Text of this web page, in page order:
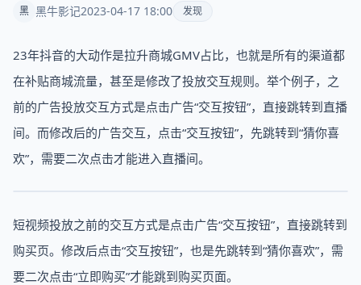
黑 黑牛影记2023-04-17 18:00 发现
23年抖音的大动作是拉升商城GMV占比，也就是所有的渠道都
在补贴商城流量，甚至是修改了投放交互规则。‍‍‍‍‍‍‍‍‍‍‍‍‍‍‍‍‍‍‍‍‍‍‍‍‍‍‍‍‍‍‍‍‍‍‍‍‍‍‍‍‍‍‍‍‍‍‍‍‍举个例子，之
前的广告投放交互方式是点击广告“交互按钮”，直接跳转到直播
间。而修改后的广告交互，点击“交互按钮”，先跳转到“猜你喜
欢”，需要二次点击才能进入直播间。‍‍‍‍‍‍‍‍‍‍‍‍‍‍‍‍‍‍‍‍‍‍‍‍‍‍‍‍‍‍‍‍‍‍‍‍‍‍
短视频投放之前的交互方式是点击广告“交互按钮”，直接跳转到
购买页。修改后点击“交互按钮”，也是先跳转到“猜你喜欢”，需
要二次点击“立即购买”才能跳到购买页面。